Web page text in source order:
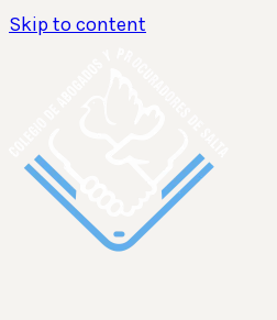
Skip to content